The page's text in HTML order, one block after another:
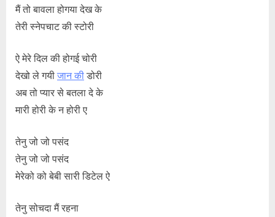
मैं तो बावला होगया देख के
तेरी स्नेपचाट की स्टोरी
ऐ मेरे दिल की होगई चोरी
देखो ले गयी जान कीडोरी
अब तो प्यार से बतला दे के
मारी होरी के न होरी ए
तेनु जो जो पसंद
तेनु जो जो पसंद
मेरेको को बेबी सारी डिटेल ऐ
तेनु सोचदा मैं रहना